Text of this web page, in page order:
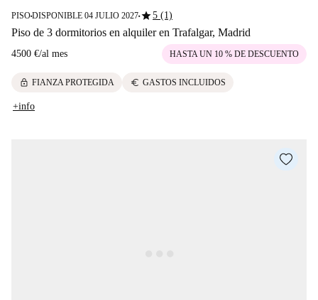
PISO■DISPONIBLE 04 JULIO 2027■star5 (1)
Piso de 3 dormitorios en alquiler en Trafalgar, Madrid
4500 €/al mes HASTA UN 10 % DE DESCUENTO
lock FIANZA PROTEGIDA euro GASTOS INCLUIDOS
+info